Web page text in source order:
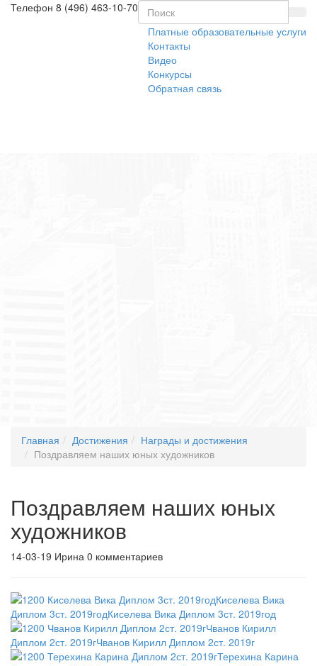
Телефон 8 (496) 463-10-70
Платные образовательные услуги
Контакты
Видео
Конкурсы
Обратная связь
Главная Достижения
Награды и достижения
Поздравляем наших юных художников
Поздравляем наших юных
художников
14-03-19 Ирина 0 комментариев